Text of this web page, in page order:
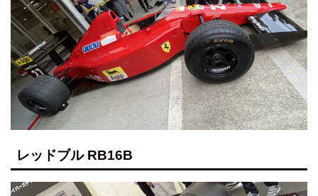
レッドブル RB16B